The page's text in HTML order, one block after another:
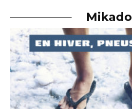
Mikado